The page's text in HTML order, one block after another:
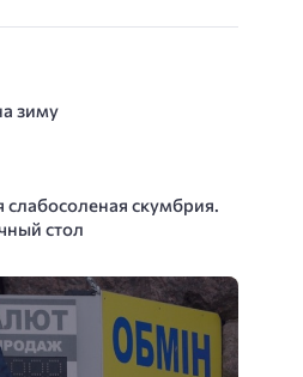
зиму
слабосоленая скумбрия.
стол